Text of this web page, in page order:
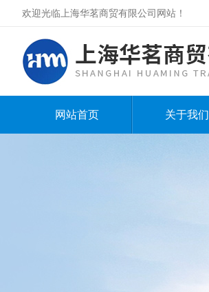
欢迎光临上海华茗商贸有限公司网站！
网站首页 关于我们